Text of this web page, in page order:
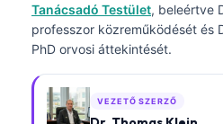
Tanácsadó Testület, beleértve
professzor közreműködését és
PhD orvosi áttekintését.
VEZETŐ SZERZŐ